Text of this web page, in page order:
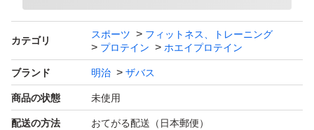
0g × 1袋
ブランド：明治 ザバス
プロテイン剤形、タイプ：粉末
たんぱく質含有率：71.4 %
味：バニラ味
容量（g）：900 g
カテゴリ
スポーツ
フィットネス、トレーニング
プロテイン
ホエイプロテイン
ブランド 明治 ザバス
商品の状態 未使用
配送の方法 おてがる配送（日本郵便）